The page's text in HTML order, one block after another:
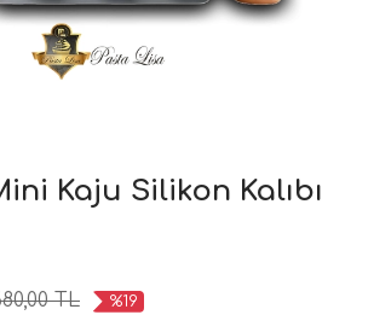
Kaju Silikon Kalıbı
TL %19